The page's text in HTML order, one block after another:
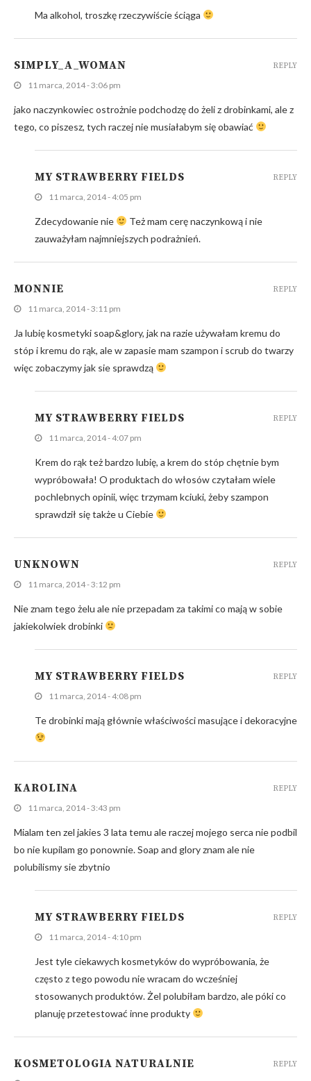
Ma alkohol, troszkę rzeczywiście ściąga
SIMPLY_A_WOMAN
11 marca, 2014 - 3:06 pm
jako naczynkowiec ostrożnie podchodzę do żeli z drobinkami, ale z
tego, co piszesz, tych raczej nie musiałabym się obawiać
REPLY
MY STRAWBERRY FIELDS
11 marca, 2014 - 4:05 pm
Zdecydowanie nie
Też mam cerę naczynkową i nie
zauważyłam najmniejszych podrażnień.
REPLY
MONNIE
11 marca, 2014 - 3:11 pm
Ja lubię kosmetyki soap&glory, jak na razie używałam kremu do
stóp i kremu do rąk, ale w zapasie mam szampon i scrub do twarzy
więc zobaczymy jak sie sprawdzą
REPLY
MY STRAWBERRY FIELDS
11 marca, 2014 - 4:07 pm
Krem do rąk też bardzo lubię, a krem do stóp chętnie bym
wypróbowała! O produktach do włosów czytałam wiele
pochlebnych opinii, więc trzymam kciuki, żeby szampon
sprawdził się także u Ciebie
REPLY
UNKNOWN
11 marca, 2014 - 3:12 pm
Nie znam tego żelu ale nie przepadam za takimi co mają w sobie
jakiekolwiek drobinki
REPLY
MY STRAWBERRY FIELDS
11 marca, 2014 - 4:08 pm
Te drobinki mają głównie właściwości masujące i dekoracyjne
REPLY
KAROLINA
11 marca, 2014 - 3:43 pm
Mialam ten zel jakies 3 lata temu ale raczej mojego serca nie podbil
bo nie kupilam go ponownie. Soap and glory znam ale nie
polubilismy sie zbytnio
REPLY
MY STRAWBERRY FIELDS
11 marca, 2014 - 4:10 pm
Jest tyle ciekawych kosmetyków do wypróbowania, że
często z tego powodu nie wracam do wcześniej
stosowanych produktów. Żel polubiłam bardzo, ale póki co
planuję przetestować inne produkty
REPLY
KOSMETOLOGIA NATURALNIE REPLY